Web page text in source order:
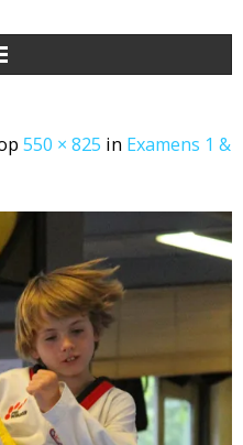
550 × 825 in Examens 1 &